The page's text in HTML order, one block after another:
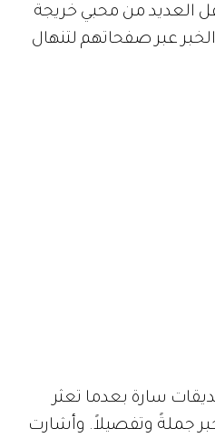
العديد من محبي خريجة
الخبر عبر صفحاتهم لتنهال
سارة بعدما تعثر
جملةً وتفصيلاً. وأشارت